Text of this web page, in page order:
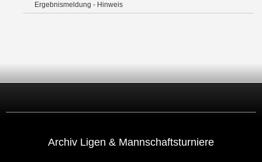
Ergebnismeldung - Hinweis
Archiv Ligen & Mannschaftsturniere